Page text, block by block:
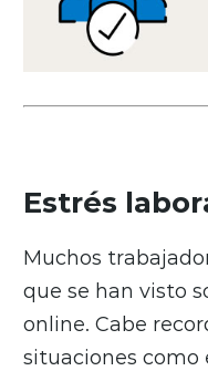
Estrés
Muchos
que se han visto
online. Cabe
situaciones como